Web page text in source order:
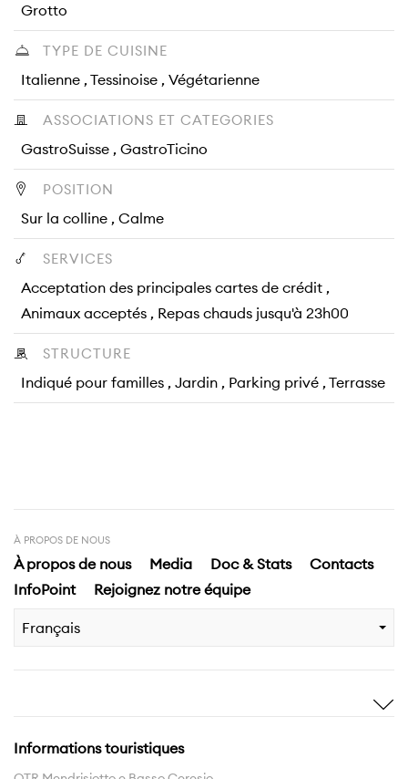
Grotto
TYPE DE CUISINE
Italienne , Tessinoise , Végétarienne
ASSOCIATIONS ET CATEGORIES
GastroSuisse , GastroTicino
POSITION
Sur la colline , Calme
SERVICES
Acceptation des principales cartes de crédit ,
Animaux acceptés , Repas chauds jusqu'à 23h00
STRUCTURE
Indiqué pour familles , Jardin , Parking privé , Terrasse
À PROPOS DE NOUS
À propos de nous Media Doc & Stats
Contacts
InfoPoint
Rejoignez notre équipe
Français
Histoires
Expériences
Informations touristiques